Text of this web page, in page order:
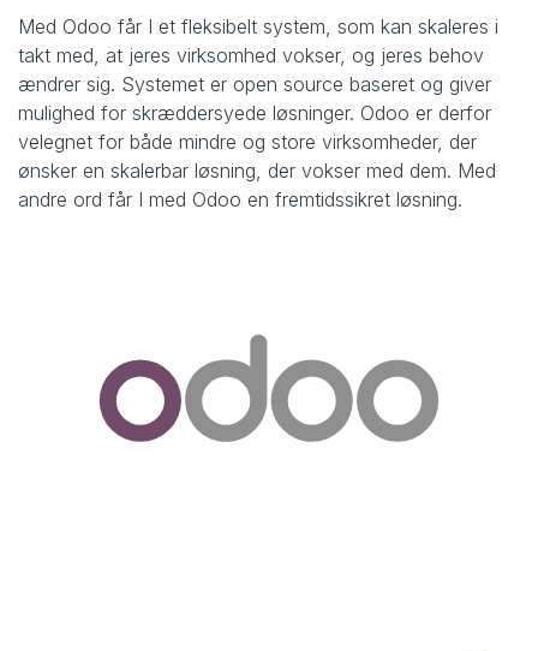
Med Odoo får I et fleksibelt system, som kan skaleres i
takt med, at jeres virksomhed vokser, og jeres behov
ændrer sig. Systemet er open source baseret og giver
mulighed for skræddersyede løsninger. Odoo er derfor
velegnet for både mindre og store virksomheder, der
ønsker en skalerbar løsning, der vokser med dem. Med
andre ord får I med Odoo en fremtidssikret løsning.